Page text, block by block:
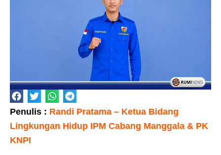
Penulis : Randi Pratama – Ketua Bidang
Lingkungan Hidup IPM Cabang Manggala & PK
KNPI